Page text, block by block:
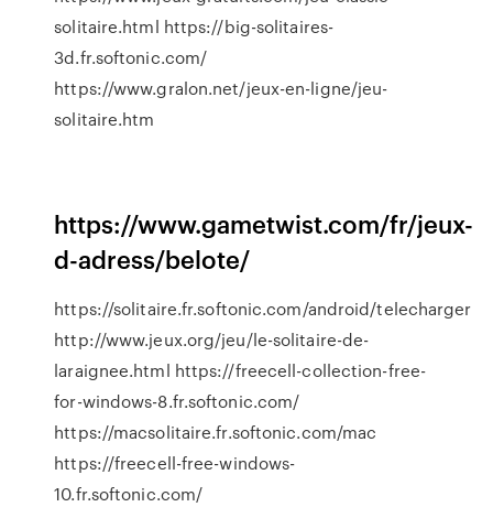
solitaire.html https://big-solitaires-
3d.fr.softonic.com/
https://www.gralon.net/jeux-en-ligne/jeu-
solitaire.htm
https://www.gametwist.com/fr/jeux-
d-adress/belote/
https://solitaire.fr.softonic.com/android/telecharger
http://www.jeux.org/jeu/le-solitaire-de-
laraignee.html https://freecell-collection-free-
for-windows-8.fr.softonic.com/
https://macsolitaire.fr.softonic.com/mac
https://freecell-free-windows-
10.fr.softonic.com/